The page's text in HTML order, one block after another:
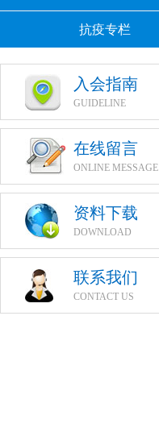
抗疫专栏
入会指南
GUIDELINE
在线留言
ONLINE MESSAGE
资料下载
DOWNLOAD
联系我们
CONTACT US